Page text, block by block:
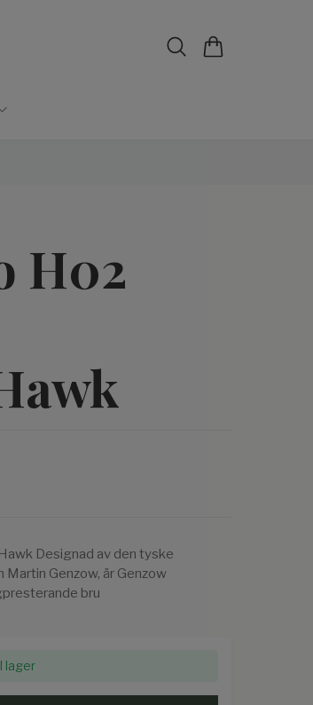
H02
Designad av den tyske
Genzow, är Genzow
bru
I lager